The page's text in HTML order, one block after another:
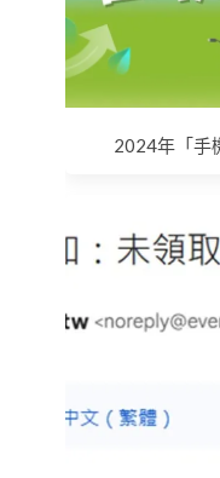
2024年「手